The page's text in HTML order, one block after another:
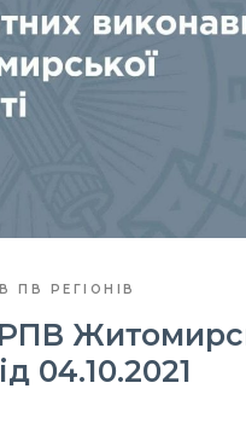
ПВ РЕГІОНІВ
04.10.2021